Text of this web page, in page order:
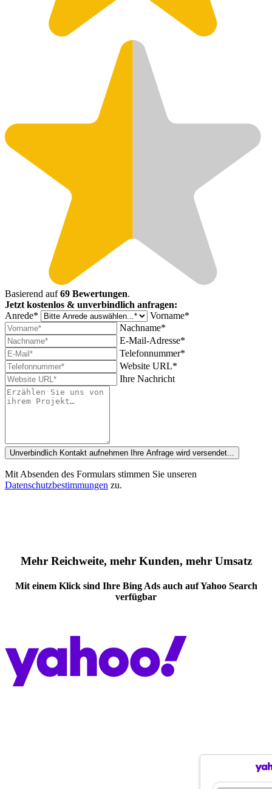
Basierend auf69 Bewertungen.
Jetzt kostenlos & unverbindlich anfragen:
Anrede*
Vorname*
Nachname*
E-Mail-Adresse*
Telefonnummer*
Website URL*
Ihre Nachricht
Unverbindlich Kontakt aufnehmen Ihre Anfrage wird versendet...
Mit Absenden des Formulars stimmen Sie unseren
Datenschutzbestimmungen zu.
Mehr Reichweite, mehr Kunden, mehr Umsatz
Mit einem Klick sind Ihre Bing Ads auch auf Yahoo Search
verfügbar